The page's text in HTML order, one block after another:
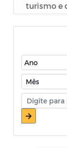
turismo e
Atos
Atos
Atos
Atos
Atos